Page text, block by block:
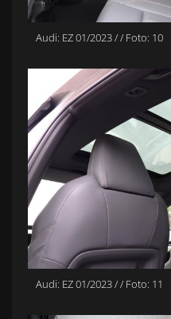
Audi: EZ 01/2023 / / Foto: 10
Audi: EZ 01/2023 / / Foto: 11